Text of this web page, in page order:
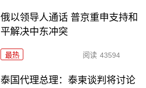
俄以领导人通话 普京重申支持和
平解决中东冲突
最热 阅读 43594
泰国代理总理：泰柬谈判将讨论